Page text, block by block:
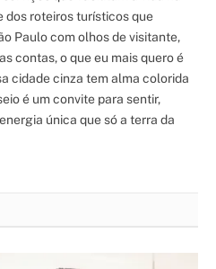
dos roteiros turísticos que
Paulo com olhos de visitante,
contas, o que eu mais quero é
cidade cinza tem alma colorida
é um convite para sentir,
única que só a terra da